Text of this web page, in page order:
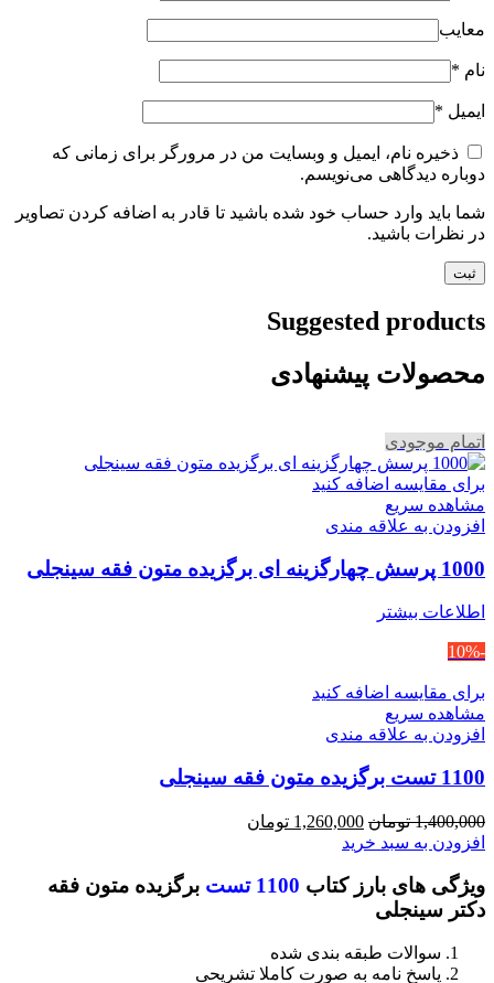
معایب
نام *
ایمیل *
ذخیره نام، ایمیل و وبسایت من در مرورگر برای زمانی که
دوباره دیدگاهی می‌نویسم.
شما باید وارد حساب خود شده باشید تا قادر به اضافه کردن تصاویر
در نظرات باشید.
Suggested products
محصولات پیشنهادی
اتمام موجودی
برای مقایسه اضافه کنید
مشاهده سریع
افزودن به علاقه مندی
1000 پرسش چهارگزینه ای برگزیده متون فقه سینجلی
اطلاعات بیشتر
-10%
برای مقایسه اضافه کنید
مشاهده سریع
افزودن به علاقه مندی
1100 تست برگزیده متون فقه سینجلی
1,400,000 تومان قیمت
اصلی
بود.
1,260,000 تومان
است.
افزودن به سبد خرید
ویژگی های بارز کتاب 1100 تست
برگزیده متون فقه
دکتر سینجلی
سوالات طبقه بندی شده
پاسخ نامه به صورت کاملا تشریحی